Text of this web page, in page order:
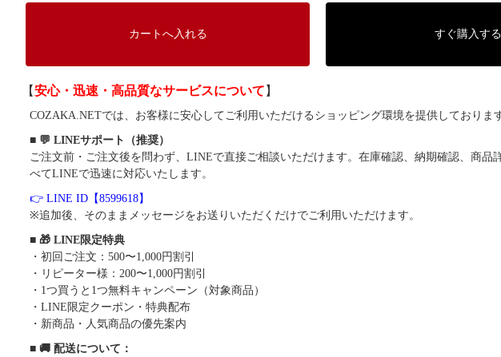
カートへ入れる すぐ購入する
【安心・迅速・高品質なサービスについて 】
COZAKA.NETでは、お客様に安心してご利用いただけるショッピング環境を提供しておりま
■ 💬 LINEサポート（推奨）
ご注文前・ご注文後を問わず、LINEで直接ご相談いただけます。在庫確認、納期確認、商品
べてLINEで迅速に対応いたします。
👉 LINE ID【8599618】
※追加後、そのままメッセージをお送りいただくだけでご利用いただけます。
■ 🎁 LINE限定特典
・初回ご注文：500〜1,000円割引
・リピーター様：200〜1,000円割引
・1つ買うと1つ無料キャンペーン（対象商品）
・LINE限定クーポン・特典配布
・新商品・人気商品の優先案内
■ 🚚 配送について：